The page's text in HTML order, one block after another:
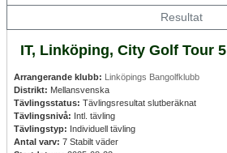
Resultat
IT, Linköping, City Golf Tour 5
Arrangerande klubb: Linköpings Bangolfklubb
Distrikt: Mellansvenska
Tävlingsstatus: Tävlingsresultat slutberäknat
Tävlingsnivå: Intl. tävling
Tävlingstyp: Individuell tävling
Antal varv: 7 Stabilt väder